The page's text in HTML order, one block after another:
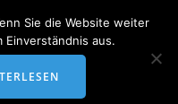
Sie die Website weiter
aus.